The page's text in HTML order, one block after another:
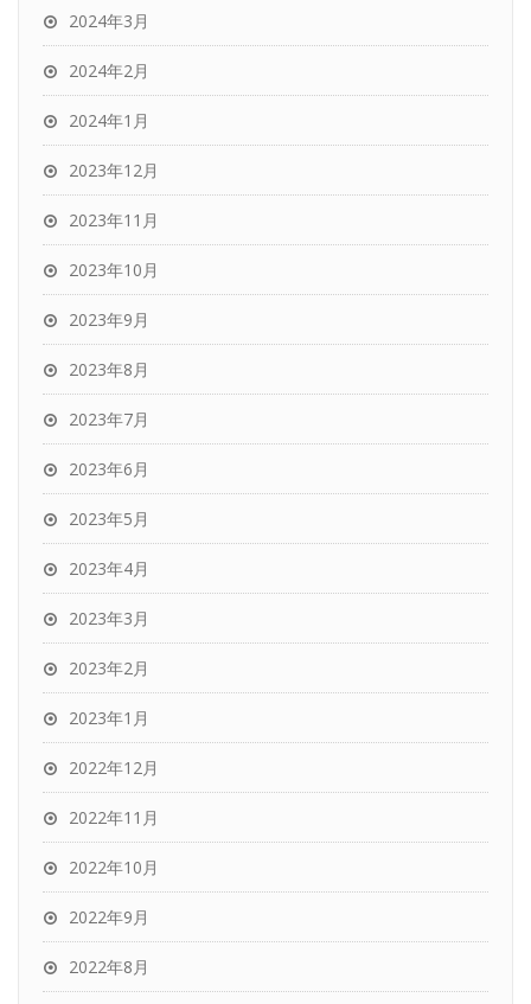
2024年3月
2024年2月
2024年1月
2023年12月
2023年11月
2023年10月
2023年9月
2023年8月
2023年7月
2023年6月
2023年5月
2023年4月
2023年3月
2023年2月
2023年1月
2022年12月
2022年11月
2022年10月
2022年9月
2022年8月